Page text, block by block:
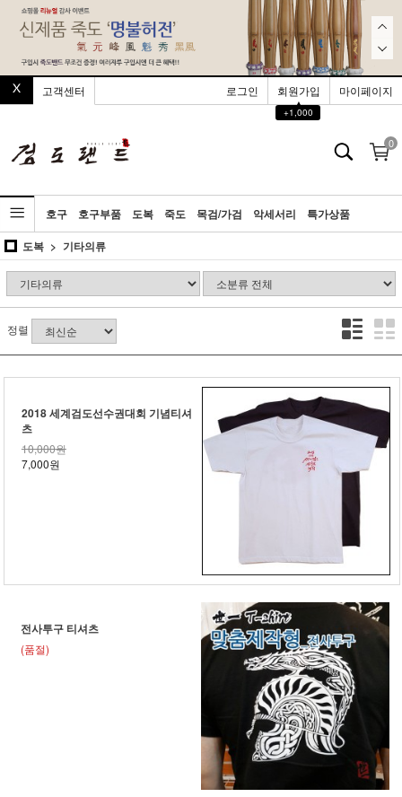
고객센터 로그인 회원가입
▲
+1,000
마이페이지
0
호구 호구부품 도복 죽도 목검/가검 악세서리
특가상품
도복
기타의류
정렬
2018 세계검도선수권대회 기념티셔
츠
10,000원
7,000원
전사투구 티셔츠
(품절)